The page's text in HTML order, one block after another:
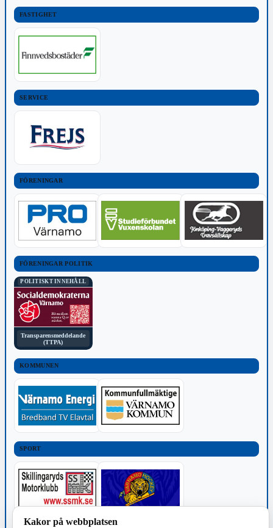
FASTIGHET
SERVICE
FÖRENINGAR
FÖRENINGAR POLITIK
POLITISKT INNEHÅLL
Transparensmeddelande
(TTPA)
KOMMUNEN
SPORT
Kakor på webbplatsen